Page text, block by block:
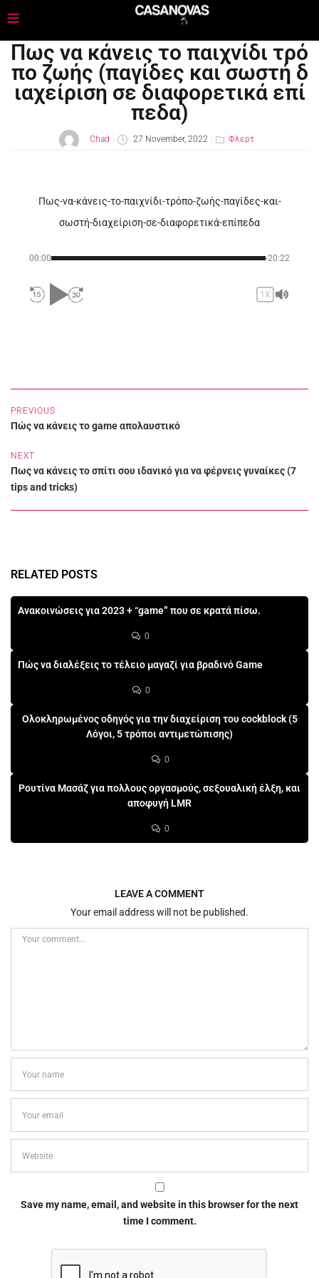
Πως να κάνεις το παιχνίδι τρό
πο ζωής (παγίδες και σωστή δ
ιαχείριση σε διαφορετικά επί
πεδα)
Chad 27 November, 2022 Φλερτ
Πως-να-κάνεις-το-παιχνίδι-τρόπο-ζωής-παγίδες-και-
σωστή-διαχείριση-σε-διαφορετικά-επίπεδα
00:00 -20:22
1X
PREVIOUS
Πώς να κάνεις το game απολαυστικό
NEXT
Πως να κάνεις το σπίτι σου ιδανικό για να φέρνεις γυναίκες (7
tips and tricks)
RELATED POSTS
Ανακοινώσεις για 2023 + “game” που σε κρατά πίσω.
0
Πώς να διαλέξεις το τέλειο μαγαζί για βραδινό Game
0
Ολοκληρωμένος οδηγός για την διαχείριση του cockblock (5
Λόγοι, 5 τρόποι αντιμετώπισης)
0
Ρουτίνα Μασάζ για πολλους οργασμούς, σεξουαλική έλξη, και
αποφυγή LMR
0
LEAVE A COMMENT
Your email address will not be published.
Save my name, email, and website in this browser for the next
time I comment.